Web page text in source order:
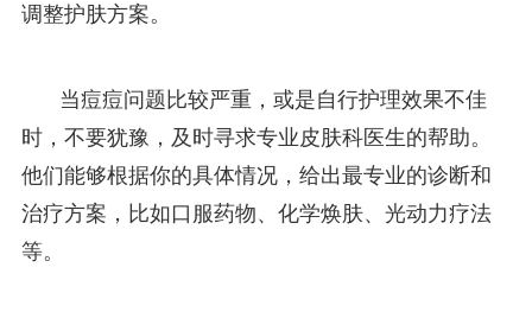
调整护肤方案。
当痘痘问题比较严重，或是自行护理效果不佳
时，不要犹豫，及时寻求专业皮肤科医生的帮助。
他们能够根据你的具体情况，给出最专业的诊断和
治疗方案，比如口服药物、化学焕肤、光动力疗法
等。